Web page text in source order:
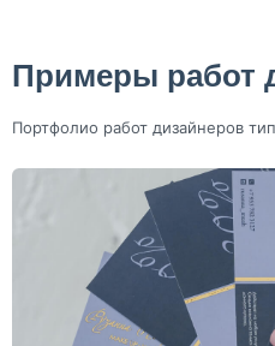
Примеры работ
Портфолио работ дизайнеров